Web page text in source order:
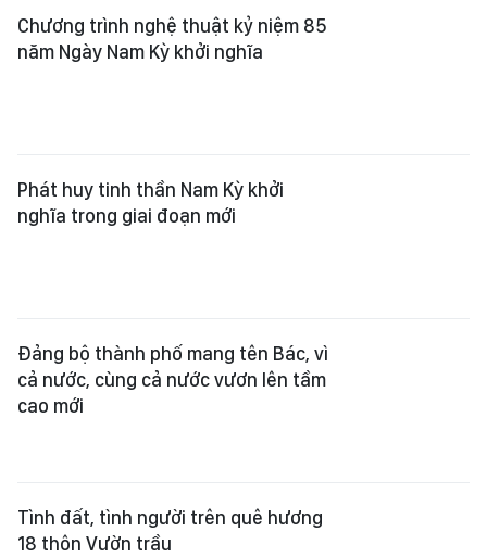
Chương trình nghệ thuật kỷ niệm 85
năm Ngày Nam Kỳ khởi nghĩa
Phát huy tinh thần Nam Kỳ khởi
nghĩa trong giai đoạn mới
Đảng bộ thành phố mang tên Bác, vì
cả nước, cùng cả nước vươn lên tầm
cao mới
Tình đất, tình người trên quê hương
18 thôn Vườn trầu